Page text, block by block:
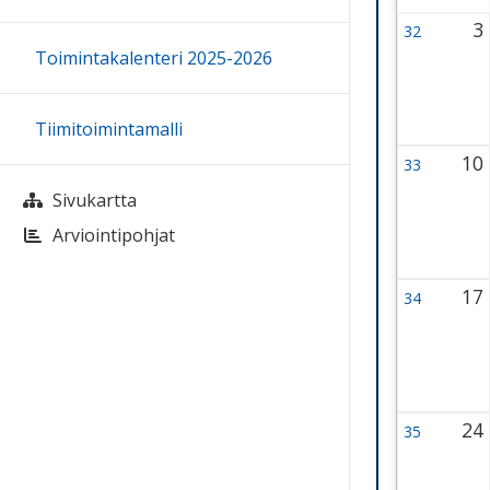
32
Viikko 32
3
33
Viikko 33
10
10
34
Viikko 34
17
17
35
Viikko 35
24
Toimintakalenteri 2025-2026
Tiimitoimintamalli
Sivukartta
Arviointipohjat